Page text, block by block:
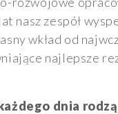
nasz zespół
wkład od
najlepsze
dnia